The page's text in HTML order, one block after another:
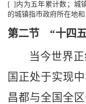
[ ]内为五年累计数；城
的城镇指市政府所在地和
第二节 “十四
当今世界
国正处于实现
昌都与全国全